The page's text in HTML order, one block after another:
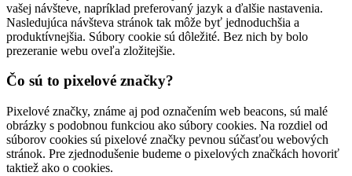
vašej návšteve, napríklad preferovaný jazyk a ďalšie nastavenia.
Nasledujúca návšteva stránok tak môže byť jednoduchšia a
produktívnejšia. Súbory cookie sú dôležité. Bez nich by bolo
prezeranie webu oveľa zložitejšie.
Čo sú to pixelové značky?
Pixelové značky, známe aj pod označením web beacons, sú malé
obrázky s podobnou funkciou ako súbory cookies. Na rozdiel od
súborov cookies sú pixelové značky pevnou súčasťou webových
stránok. Pre zjednodušenie budeme o pixelových značkách hovoriť
taktiež ako o cookies.